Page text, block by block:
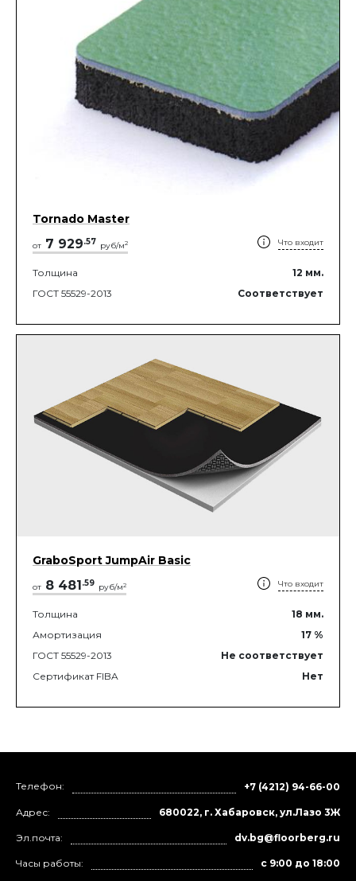
Tornado Master
от 7 929.57 руб/м2 Что входит
Толщина 12 мм.
ГОСТ 55529-2013
Соответствует
GraboSport JumpAir Basic
от 8 481 .59 руб/м2 Что входит
Толщина 18 мм.
Амортизация
17 %
ГОСТ 55529-2013
Не соответствует
Сертификат FIBA
Нет
Телефон: +7 (4212) 94-66-00
Адрес: 680022, г. Хабаровск, ул.Лазо 3Ж
Эл.почта: dv.bg@floorberg.ru
Часы работы: с 9:00 до 18:00